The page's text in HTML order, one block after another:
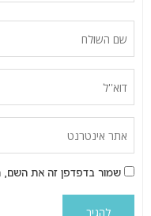
שמור בדפדפן זה את השם,